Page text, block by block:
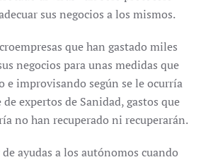
sus negocios a los mismos.
que han gastado miles
negocios para unas medidas que
e improvisando según se le ocurría
expertos de Sanidad, gastos que
no han recuperado ni recuperarán.
ayudas a los autónomos cuando